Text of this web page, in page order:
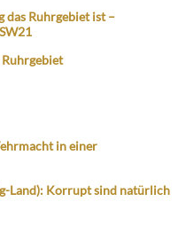
das Ruhrgebiet ist –
in einer
Land): Korrupt sind natürlich